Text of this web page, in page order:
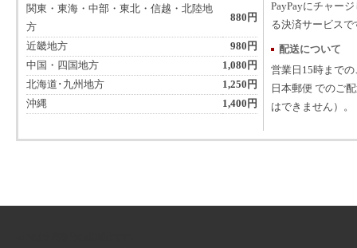
関東・東海・中部・東北・信越・北陸地
方
880円
近畿地方
980円
中国・四国地方
1,080円
北海道･九州地方
1,250円
沖縄
1,400円
PayPayにチャー
る決済サービスで
配送について
営業日15時まで
日本郵便 でのご
はできません）。